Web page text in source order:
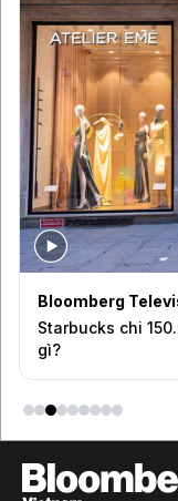
Bloomberg
Starbucks chi
gì?